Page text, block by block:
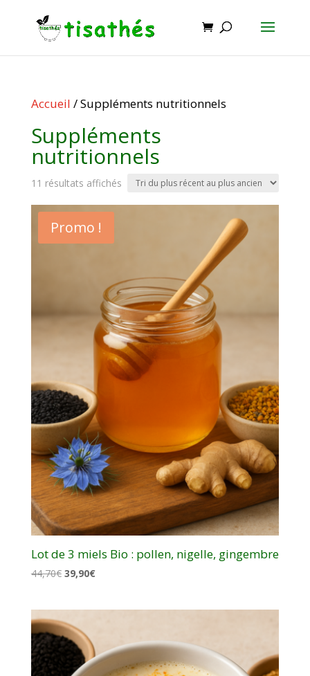
Accueil / Suppléments nutritionnels
Suppléments
nutritionnels
11 résultats affichésTrié
du
plus
ancien
Promo !
Lot de 3 miels Bio : pollen, nigelle, gingembre
44,70€ Le
était :
44,70€.
39,90€Le